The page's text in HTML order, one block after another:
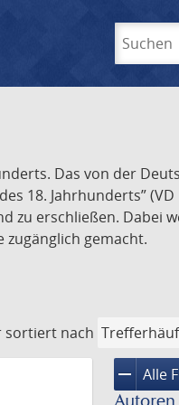
Das von der
18. Jahrhunderts”
zu erschließen. Dabei
gemacht.
sortiert nach
remove Alle